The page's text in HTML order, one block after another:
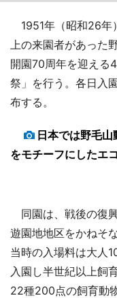
1951年（昭和26年
上の来園者があった
開園70周年を迎える
祭」を行う。各日入
布する。
日本では野毛山
をモチーフにしたエ
同園は、戦後の復
遊園地地区をかねそ
当時の入場料は大人
入園し半世紀以上飼
22種200点の飼育動